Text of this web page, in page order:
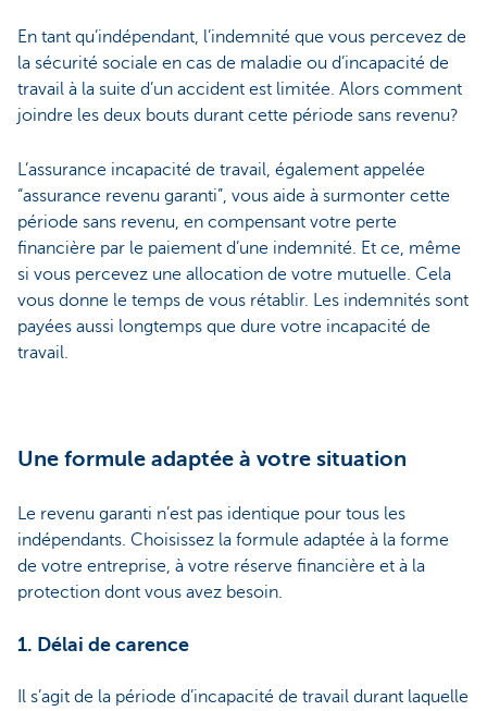
En tant qu’indépendant, l’indemnité que vous percevez de
la sécurité sociale en cas de maladie ou d’incapacité de
travail à la suite d’un accident est limitée. Alors comment
joindre les deux bouts durant cette période sans revenu?
L’assurance incapacité de travail, également appelée
“assurance revenu garanti”, vous aide à surmonter cette
période sans revenu, en compensant votre perte
financière par le paiement d’une indemnité. Et ce, même
si vous percevez une allocation de votre mutuelle. Cela
vous donne le temps de vous rétablir. Les indemnités sont
payées aussi longtemps que dure votre incapacité de
travail.
Une formule adaptée à votre situation
Le revenu garanti n’est pas identique pour tous les
indépendants. Choisissez la formule adaptée à la forme
de votre entreprise, à votre réserve financière et à la
protection dont vous avez besoin.
1. Délai de carence
Il s’agit de la période d’incapacité de travail durant laquelle